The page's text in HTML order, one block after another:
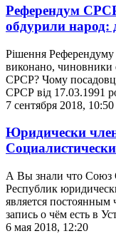
Референдум СРСР
обдурили народ:
Рішення
виконано,
СРСР? Чому
СРСР від 17.03.1991
7 сентября 2018, 10:50
Юридически
А Вы знали что Союз
Республик
является
запись о чём есть в
6 мая 2018, 12:20